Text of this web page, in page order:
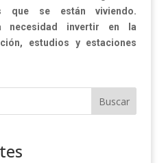
que se están viviendo.
necesidad invertir en la
estudios y estaciones
Buscar